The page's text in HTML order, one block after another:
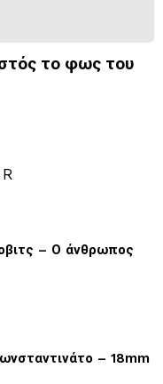
το φως του
– Ο άνθρωπος
– 18mm